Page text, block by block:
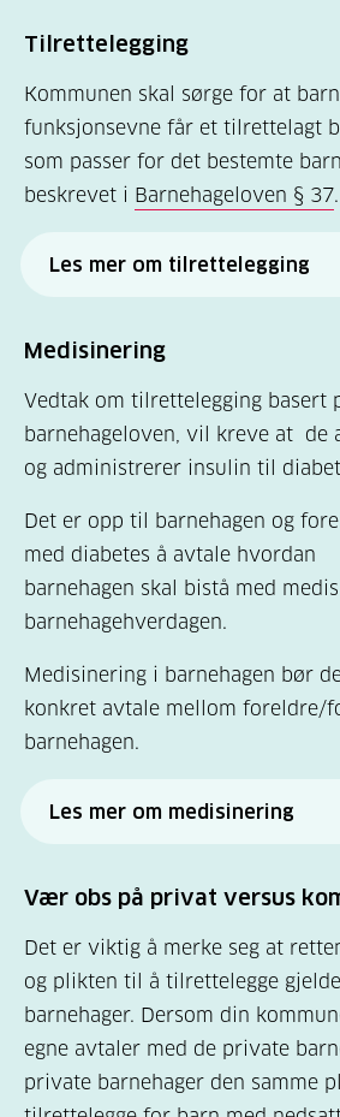
Tilrettelegging
Kommunen skal sørge for at
funksjonsevne får et tilrettelagt
som passer for det bestemte
beskrevet i Barnehageloven § 37.
Les mer om tilrettelegging
er derfor viktig at man finner
entilnærmetlik
barna i barnehagen.
eksempeltrengehjelpblant
forbindelse med måltider;
karbohydrater og å sette riktig
insulin. Et tiltak fra kommunen
væreekstra bemanning fordi
tett oppfølging av voksne.
Formelt skjer tilrettelegging
Kommunen fatter vedtak om
innhente den informasjonen
dokumentasjonen de trenger
vedtaket. Ensakkyndig skal
barnet har nedsatt
med diabetes kan det være en
Medisinering
Vedtak om tilrettelegging basert
barnehageloven, vil kreve at de
og administrerer insulin til
Det er opp til barnehagen og
med diabetes å avtale hvordan
barnehagen skal bistå med
barnehagehverdagen.
Medisinering i barnehagen bør
konkret avtale mellom foreldre/
barnehagen.
Les mer om medisinering
Kunnskapsdepartementet har
i barnehage, skole og SFO
Det er også laget en mal for
medisinering mellom foreldre
barnehage eller SFO og tre
Vær obs på privat versus
Det er viktig å merke seg at
og plikten til å tilrettelegge
barnehager. Dersom din
egne avtaler med de private
private barnehager den samme